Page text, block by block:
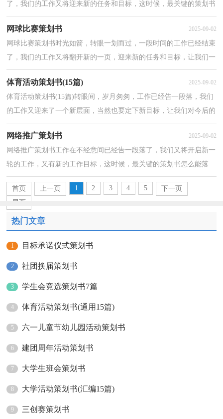
了，我们的工作又将迎来新的任务和目标，这时候，最关键的策划书
怎么能落下！好的策划书是什么样的呢？以下是小编帮大家整...
网球比赛策划书 2025-09-02
网球比赛策划书时光如箭，转眼一划而过，一段时间的工作已经结束
了，我们的工作又将翻开新的一页，迎来新的任务和目标，让我们一
起来学习写策划书吧。那么你会写策划书吗？以下是小编为...
体育活动策划书(15篇) 2025-09-02
体育活动策划书(15篇)转眼间，岁月匆匆，工作已经告一段落，我们
的工作又迎来了一个新层面，当然也要定下新目标，让我们对今后的
工作做个策划吧。好的策划书是什么样的呢？以下是小编整...
网络推广策划书 2025-09-02
网络推广策划书工作在不经意间已经告一段落了，我们又将开启新一
轮的工作，又有新的工作目标，这时候，最关键的策划书怎么能落
下！那么你会写策划书吗？下面是小编为大家整理的网络推广...
首页
上一页 1 2 3 4 5
下一页
尾页
热门文章
1 目标承诺仪式策划书
2 社团换届策划书
3 学生会竞选策划书7篇
4 体育活动策划书(通用15篇)
5 六一儿童节幼儿园活动策划书
6 建团周年活动策划书
7 大学生班会策划书
8 大学活动策划书(汇编15篇)
9 三创赛策划书